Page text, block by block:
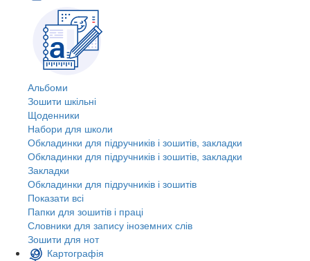
Альбоми
Зошити шкільні
Щоденники
Набори для школи
Обкладинки для підручників і зошитів, закладки
Обкладинки для підручників і зошитів, закладки
Закладки
Обкладинки для підручників і зошитів
Показати всі
Папки для зошитів і праці
Словники для запису іноземних слів
Зошити для нот
Картографія